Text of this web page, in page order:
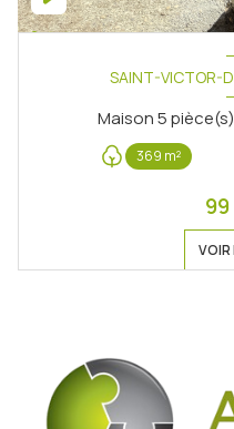
SAINT-VICTOR-
369 m²
VOIR